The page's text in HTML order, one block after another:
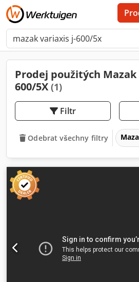
Prodej použitých Mazak
600/5X (1)
Filtr
Odebrat všechny filtry